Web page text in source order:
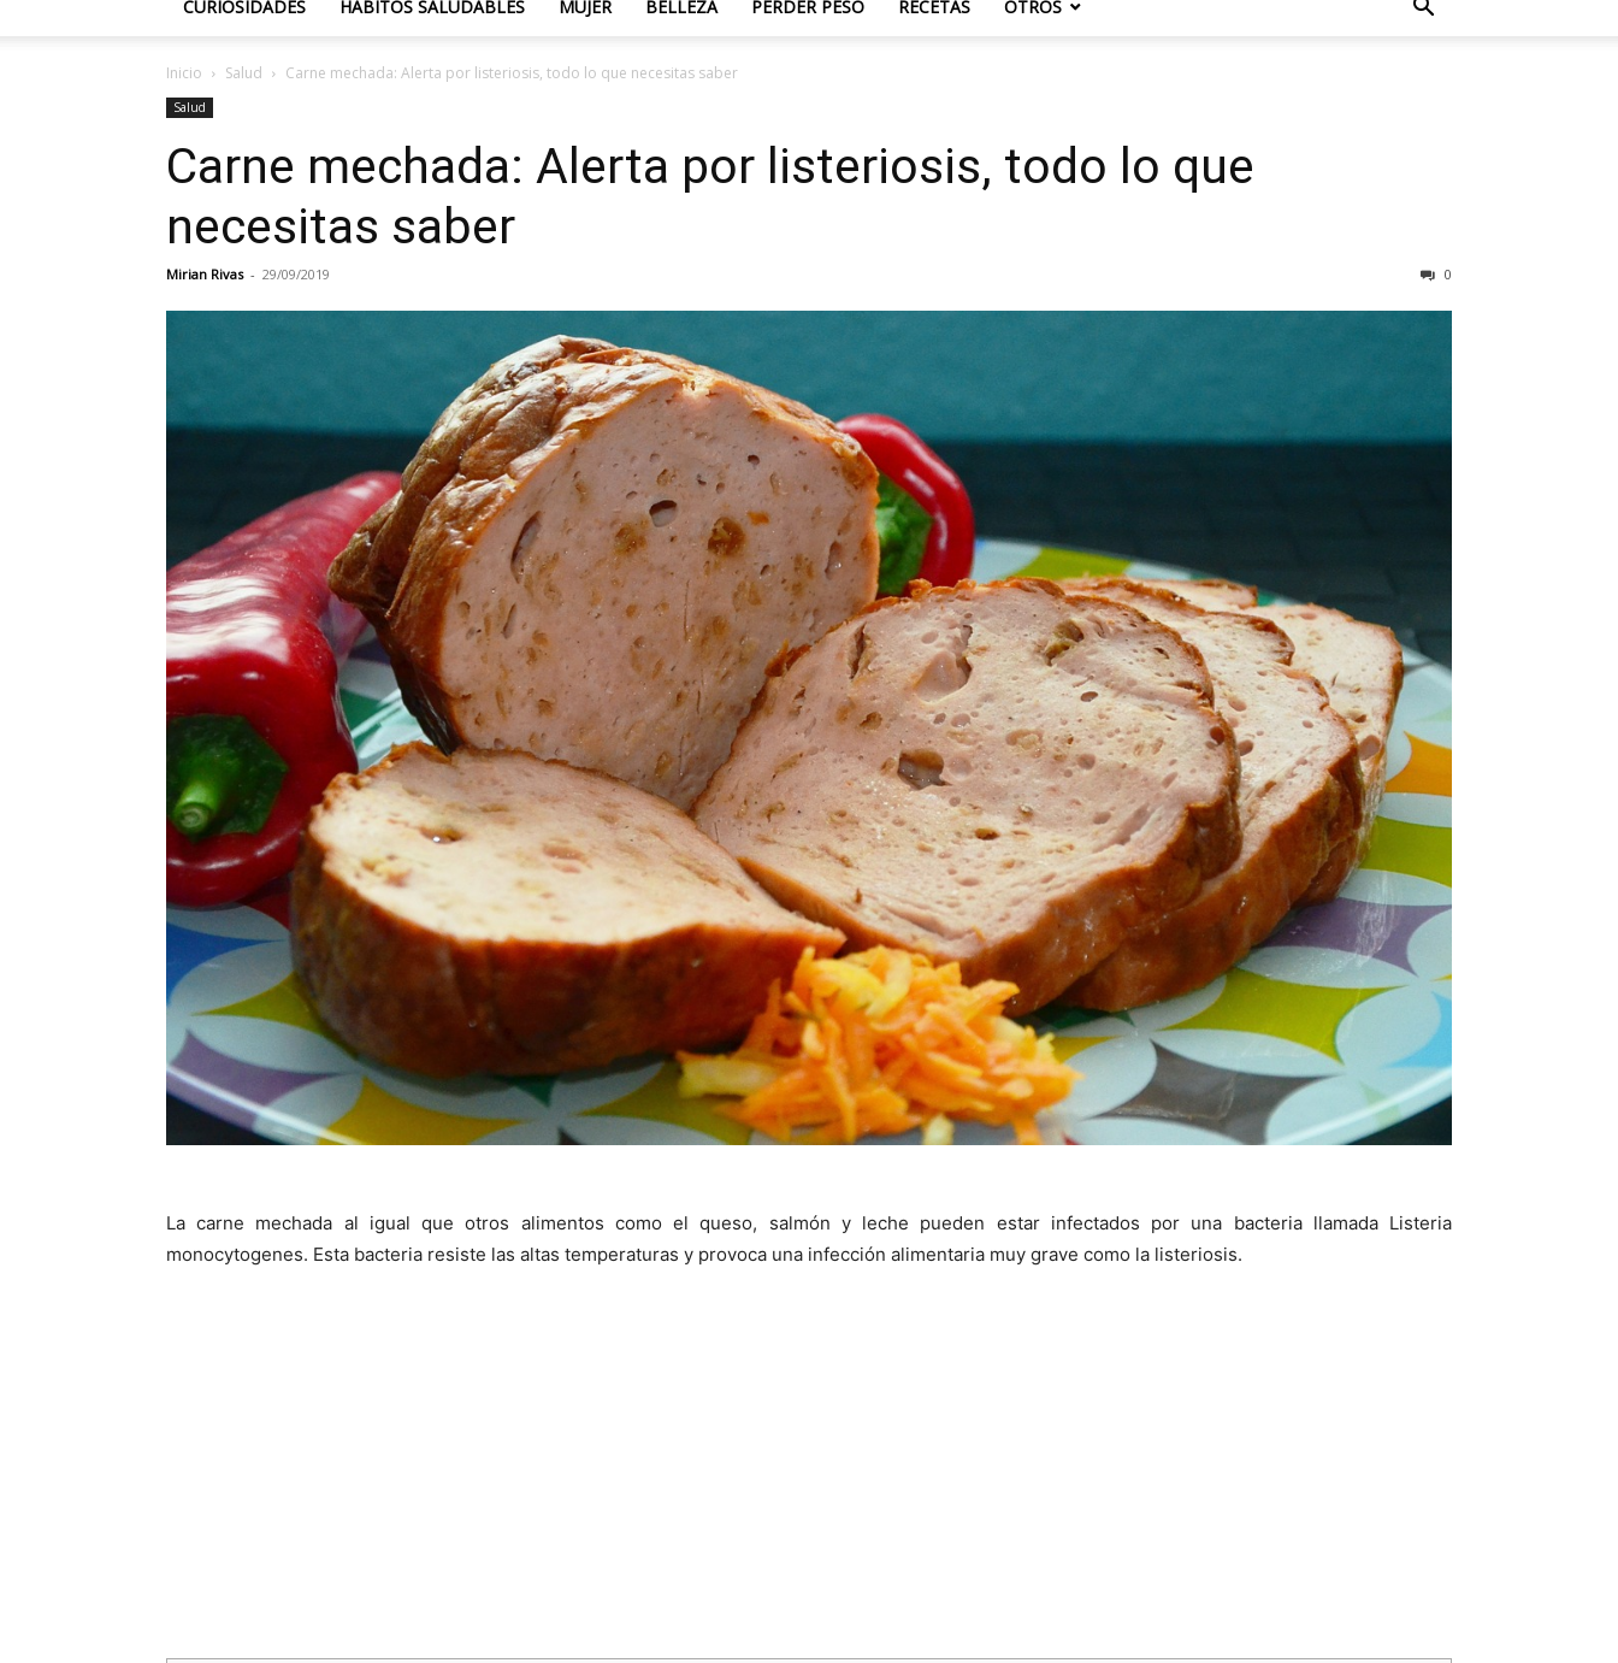
CURIOSIDADES HÁBITOS SALUDABLES MUJER BELLEZA PERDER PESO RECETAS OTROS
Inicio Salud Carne mechada: Alerta por listeriosis, todo lo que necesitas saber
Salud
Carne mechada: Alerta por listeriosis, todo lo que
necesitas saber
Mirian Rivas - 29/09/2019 0
La carne mechada al igual que otros alimentos como el queso, salmón y leche pueden estar infectados por una bacteria llamada Listeria
monocytogenes. Esta bacteria resiste las altas temperaturas y provoca una infección alimentaria muy grave como la listeriosis.